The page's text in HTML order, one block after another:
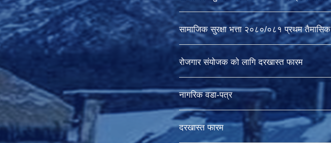
सामाजिक सुरक्षा भत्ता २०८०/०८१ प्रथम तैमासिक
रोजगार संयोजक को लागि दरखास्त फारम
नागरिक वडा-पत्र
दरखास्त फारम